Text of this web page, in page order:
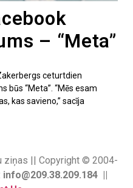
– “Meta”
ceturtdien
būs “Meta”. “Mēs esam
kas savieno,” sacīja
ziņas || Copyright © 2004-
info@209.38.209.184 ||